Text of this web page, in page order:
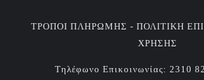
ΤΡΟΠΟΙ ΠΛΗΡΩΜΗΣ - ΠΟΛΙΤΙΚΗ
ΧΡΗΣΗΣ
Τηλέφωνο Επικοινωνίας: 2310